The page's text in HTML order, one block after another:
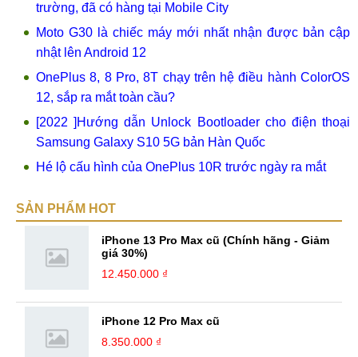
trường, đã có hàng tại Mobile City
Moto G30 là chiếc máy mới nhất nhận được bản cập
nhật lên Android 12
OnePlus 8, 8 Pro, 8T chạy trên hệ điều hành ColorOS
12, sắp ra mắt toàn cầu?
[2022 ]Hướng dẫn Unlock Bootloader cho điện thoại
Samsung Galaxy S10 5G bản Hàn Quốc
Hé lộ cấu hình của OnePlus 10R trước ngày ra mắt
SẢN PHẨM HOT
iPhone 13 Pro Max cũ (Chính hãng - Giảm
giá 30%)
12.450.000 ₫
iPhone 12 Pro Max cũ
8.350.000 ₫